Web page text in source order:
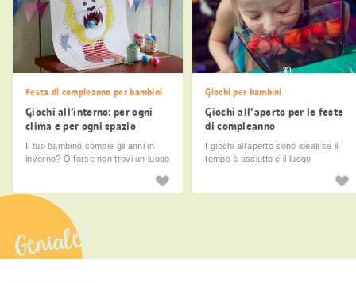
Festa di compleanno per bambini
Giochi all’interno: per ogni
clima e per ogni spazio
Il tuo bambino compie gli anni in
inverno? O forse non trovi un luogo
Non c'è problema. Con queste idee
trasformi subito la tua casa in un
allegro circo.
Giochi per bambini
Giochi all'aperto per le feste
di compleanno
I giochi all'aperto sono ideali se il
tempo è asciutto e il luogo
dare libero sfogo alla loro voglia di
Geniale!